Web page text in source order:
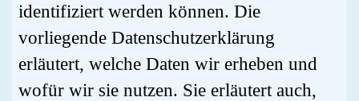
identifiziert werden können. Die
vorliegende Datenschutzerklärung
erläutert, welche Daten wir erheben und
wofür wir sie nutzen. Sie erläutert auch,